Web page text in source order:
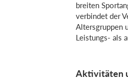
breiten
verbindet der
Altersgruppen
Leistungs- als
Aktivitäten